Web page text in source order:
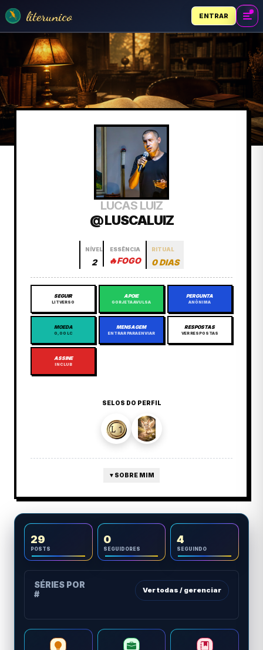
literunico ENTRAR
LUCAS LUIZ
@ LUSCALUIZ
NÍVEL
2
ESSÊNCIA
🔥FOGO
RITUAL
0 DIAS
SEGUIR
LITVERSO
APOIE
GORJETA AVULSA
PERGUNTA
ANÔNIMA
MOEDA
0,00 LC
MENSAGEM
ENTRAR PARA ENVIAR
RESPOSTAS
VER RESPOSTAS
ASSINE
INCLUB
SELOS DO PERFIL
▼ SOBRE MIM
29
POSTS
0
SEGUIDORES
4
SEGUINDO
SÉRIES POR
#
Ver todas / gerenciar